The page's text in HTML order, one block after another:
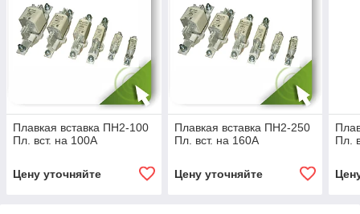
Плавкая вставка ПН2-100
Пл. вст. на 100А
Цену уточняйте
Плавкая вставка ПН2-250
Пл. вст. на 160А
Цену уточняйте
Пл.